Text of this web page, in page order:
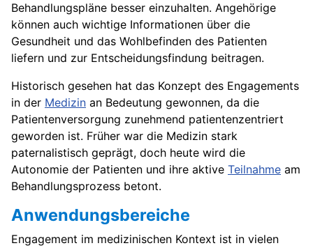
Behandlungspläne besser einzuhalten. Angehörige
können auch wichtige Informationen über die
Gesundheit und das Wohlbefinden des Patienten
liefern und zur Entscheidungsfindung beitragen.
Historisch gesehen hat das Konzept des Engagements
in der Medizin an Bedeutung gewonnen, da die
Patientenversorgung zunehmend patientenzentriert
geworden ist. Früher war die Medizin stark
paternalistisch geprägt, doch heute wird die
Autonomie der Patienten und ihre aktive Teilnahme am
Behandlungsprozess betont.
Anwendungsbereiche
Engagement im medizinischen Kontext ist in vielen